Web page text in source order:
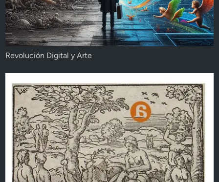
Revolución Digital y Arte